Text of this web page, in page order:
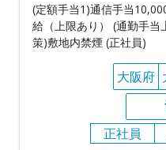
(定額手当1)通信手当
給（上限あり） (通勤手
策)敷地内禁煙 (正社員)
大阪府
正社員